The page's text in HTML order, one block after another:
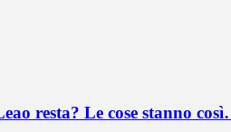
resta? Le cose stanno